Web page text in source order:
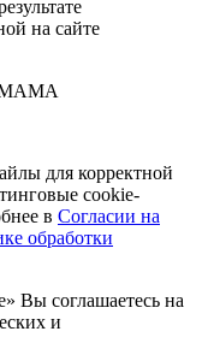
на сайте
+МАМА
для корректной
cookie-
в Согласии на
обработки
Вы соглашаетесь на
и